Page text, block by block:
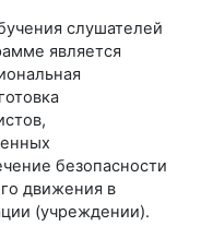
слушателей
является
безопасности
движения в
(учреждении).